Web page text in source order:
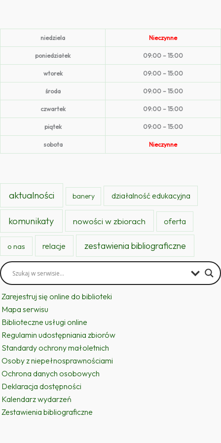
niedziela Nieczynne
poniedziałek 09:00 – 15:00
wtorek 09:00 – 15:00
środa 09:00 – 15:00
czwartek 09:00 – 15:00
piątek 09:00 – 15:00
sobota Nieczynne
aktualności banery działalność edukacyjna
komunikaty nowości w zbiorach oferta
o nas relacje zestawienia bibliograficzne
Zarejestruj się online do biblioteki
Mapa serwisu
Biblioteczne usługi online
Regulamin udostępniania zbiorów
Standardy ochrony małoletnich
Osoby z niepełnosprawnościami
Ochrona danych osobowych
Deklaracja dostępności
Kalendarz wydarzeń
Zestawienia bibliograficzne